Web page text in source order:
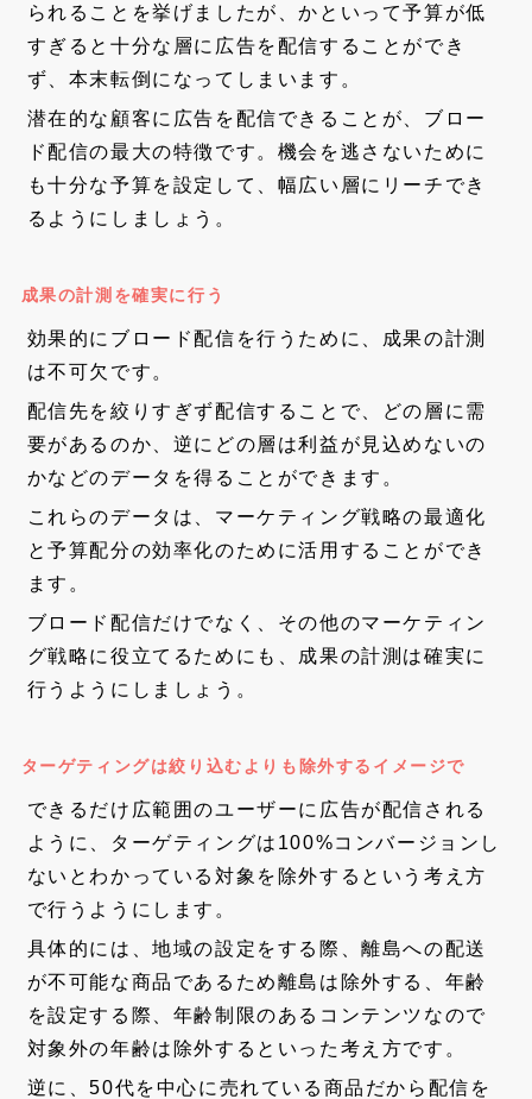
られることを挙げましたが、かといって予算が低
すぎると十分な層に広告を配信することができ
ず、本末転倒になってしまいます。
潜在的な顧客に広告を配信できることが、ブロー
ド配信の最大の特徴です。機会を逃さないために
も十分な予算を設定して、幅広い層にリーチでき
るようにしましょう。
成果の計測を確実に行う
効果的にブロード配信を行うために、成果の計測
は不可欠です。
配信先を絞りすぎず配信することで、どの層に需
要があるのか、逆にどの層は利益が見込めないの
かなどのデータを得ることができます。
これらのデータは、マーケティング戦略の最適化
と予算配分の効率化のために活用することができ
ます。
ブロード配信だけでなく、その他のマーケティン
グ戦略に役立てるためにも、成果の計測は確実に
行うようにしましょう。
ターゲティングは絞り込むよりも除外するイメージで
できるだけ広範囲のユーザーに広告が配信される
ように、ターゲティングは100%コンバージョンし
ないとわかっている対象を除外するという考え方
で行うようにします。
具体的には、地域の設定をする際、離島への配送
が不可能な商品であるため離島は除外する、年齢
を設定する際、年齢制限のあるコンテンツなので
対象外の年齢は除外するといった考え方です。
逆に、50代を中心に売れている商品だから配信を